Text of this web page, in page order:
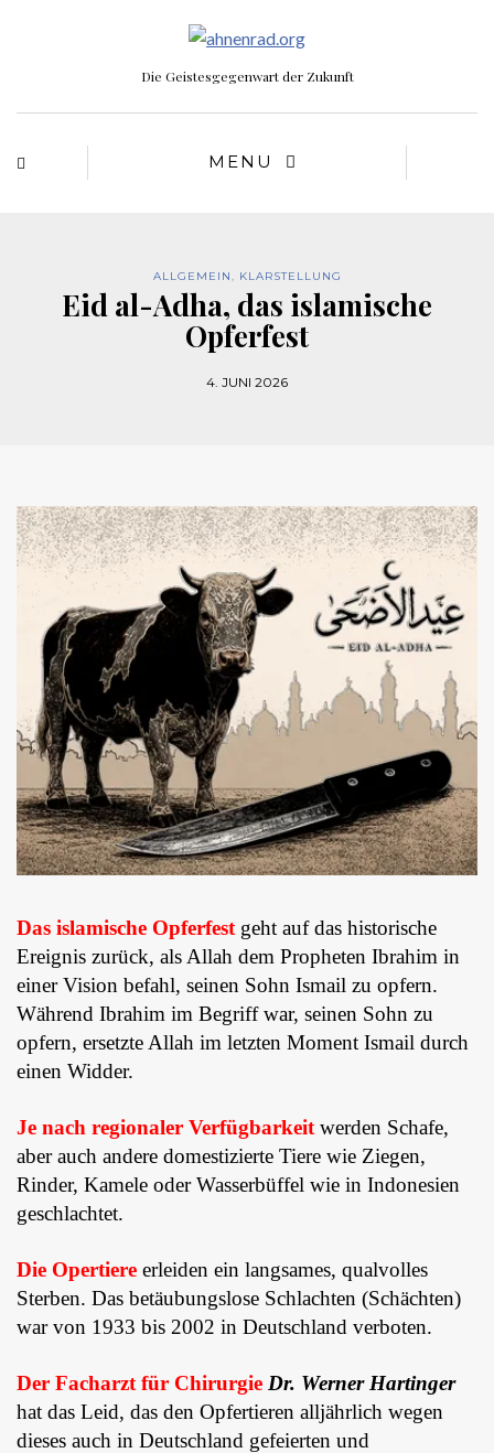
Die Geistesgegenwart der Zukunft
MENU
ALLGEMEIN, KLARSTELLUNG
Eid al-Adha, das islamische
Opferfest
4. JUNI 2026
Das islamische Opferfest geht auf das historische
Ereignis zurück, als Allah dem Propheten Ibrahim in
einer Vision befahl, seinen Sohn Ismail zu opfern.
Während Ibrahim im Begriff war, seinen Sohn zu
opfern, ersetzte Allah im letzten Moment Ismail durch
einen Widder.
Je nach regionaler Verfügbarkeit werden Schafe,
aber auch andere domestizierte Tiere wie Ziegen,
Rinder, Kamele oder Wasserbüffel wie in Indonesien
geschlachtet.
Die Opertiere erleiden ein langsames, qualvolles
Sterben. Das betäubungslose Schlachten (Schächten)
war von 1933 bis 2002 in Deutschland verboten.
Der Facharzt für Chirurgie Dr. Werner Hartinger
hat das Leid, das den Opfertieren alljährlich wegen
dieses auch in Deutschland gefeierten und